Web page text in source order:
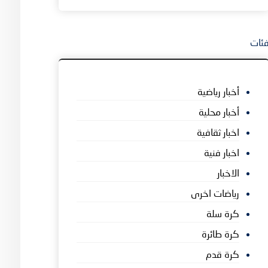
أخبار رياضية
أخبار محلية
اخبار ثقافية
اخبار فنية
الاخبار
رياضات اخرى
كرة سلة
كرة طائرة
كرة قدم